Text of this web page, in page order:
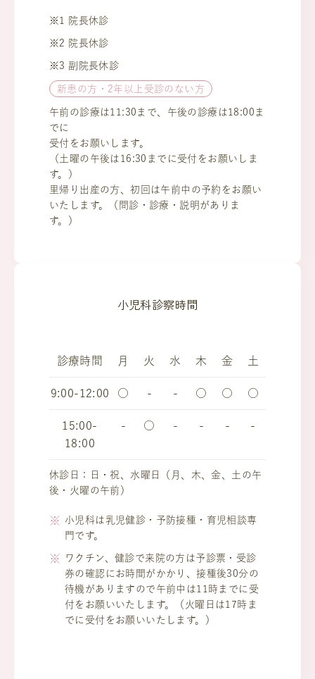
※1 院長休診
※2 院長休診
※3 副院長休診
新患の方・2年以上受診のない方
午前の診療は11:30まで、午後の診療は18:00ま
でに
受付をお願いします。
（土曜の午後は16:30までに受付をお願いしま
す。）
里帰り出産の方、初回は午前中の予約をお願い
いたします。（問診・診療・説明がありま
す。）
小児科診察時間
診療時間 月 火 水 木 金 土
9:00-12:00 ○ - - ○ ○ ○
15:00-
18:00
- ○ - - - -
休診日：日・祝、水曜日（月、木、金、土の午
後・火曜の午前）
小児科は乳児健診・予防接種・育児相談専
門です。
ワクチン、健診で来院の方は予診票・受診
券の確認にお時間がかかり、接種後30分の
待機がありますので午前中は11時までに受
付をお願いいたします。（火曜日は17時ま
でに受付をお願いいたします。）